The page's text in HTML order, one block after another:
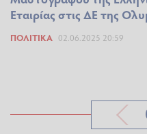
Εταιρίας στις ΔΕ της
ΠΟΛΙΤΙΚΆ 02.06.2025 20:59